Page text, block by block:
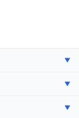
▼
▼
▼